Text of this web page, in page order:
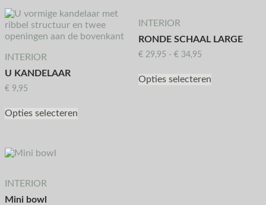
INTERIOR
U KANDELAAR
€ 9,95
Opties selecteren
INTERIOR
RONDE SCHAAL LARGE
€29,95 - €34,95
Opties selecteren
INTERIOR
Mini bowl